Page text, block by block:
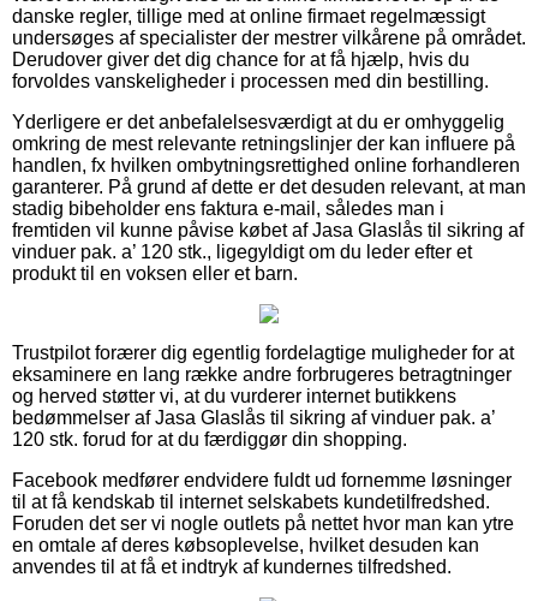
danske regler, tillige med at online firmaet regelmæssigt
undersøges af specialister der mestrer vilkårene på området.
Derudover giver det dig chance for at få hjælp, hvis du
forvoldes vanskeligheder i processen med din bestilling.
Yderligere er det anbefalelsesværdigt at du er omhyggelig
omkring de mest relevante retningslinjer der kan influere på
handlen, fx hvilken ombytningsrettighed online forhandleren
garanterer. På grund af dette er det desuden relevant, at man
stadig bibeholder ens faktura e-mail, således man i
fremtiden vil kunne påvise købet af Jasa Glaslås til sikring af
vinduer pak. a’ 120 stk., ligegyldigt om du leder efter et
produkt til en voksen eller et barn.
Trustpilot forærer dig egentlig fordelagtige muligheder for at
eksaminere en lang række andre forbrugeres betragtninger
og herved støtter vi, at du vurderer internet butikkens
bedømmelser af Jasa Glaslås til sikring af vinduer pak. a’
120 stk. forud for at du færdiggør din shopping.
Facebook medfører endvidere fuldt ud fornemme løsninger
til at få kendskab til internet selskabets kundetilfredshed.
Foruden det ser vi nogle outlets på nettet hvor man kan ytre
en omtale af deres købsoplevelse, hvilket desuden kan
anvendes til at få et indtryk af kundernes tilfredshed.